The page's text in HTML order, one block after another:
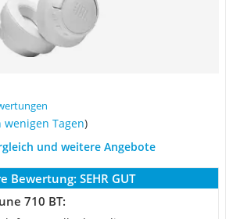
wenigen Tagen)
und weitere Angebote
Bewertung: SEHR GUT
710 BT: